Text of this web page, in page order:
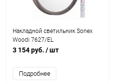
Накладной светильник Sonex
Woodi 7627/EL
3 154 руб. / шт
Подробнее